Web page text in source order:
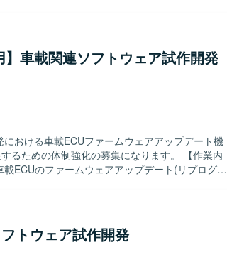
けライブラリの組み込みやポーティング、各種
スト仕様書兼報告書、マニュアルなど各種ドキュ
だける方を求めております。RedmineやJIRAな
感をもって業務に取り組み、周囲と円滑にコミ
ェ
載分野の中核機能に携わることができ、
知見を深めていただけます。NonOS環境での組
の経験を活かしつつ、アジャイル開発や各種評
発環境】 C言語を用いた
やJIRAなどのプロジェクト管理ツールを利
】車載関連ソフトウェア試作開発
おける車載ECUファームウェアアップデート機
の体制強化の募集になります。 【作業内
ECUのファームウェアアップデート(リプログラ
(単体/結合/システム)および各種ドキュメント作
ます。 【求める人物像】 報告・
進捗管理をしっかり行える方を求めています。
コミュニケーションを円滑に進められる方が望
トウェア試作開発